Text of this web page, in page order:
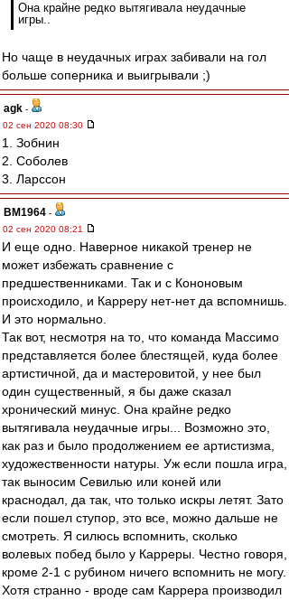
Она крайне редко вытягивала неудачные
игры..
Но чаще в неудачных играх забивали на гол
больше соперника и выигрывали ;)
agk -
02 сен 2020 08:30
1. Зобнин
2. Соболев
3. Ларссон
BM1964 -
02 сен 2020 08:21
И еще одно. Наверное никакой тренер не
может избежать сравнение с
предшественниками. Так и с Кононовым
происходило, и Карреру нет-нет да вспомнишь.
И это нормально.
Так вот, несмотря на то, что команда Массимо
представляется более блестящей, куда более
артистичной, да и мастеровитой, у нее был
один существенный, я бы даже сказал
хронический минус. Она крайне редко
вытягивала неудачные игры... Возможно это,
как раз и было продолжением ее артистизма,
художественности натуры. Уж если пошла игра,
так выносим Севилью или коней или
краснодал, да так, что только искры летят. Зато
если пошел ступор, это все, можно дальше не
смотреть. Я силюсь вспомнить, сколько
волевых побед было у Карреры. Честно говоря,
кроме 2-1 с рубином ничего вспомнить не могу.
Хотя странно - вроде сам Каррера производил